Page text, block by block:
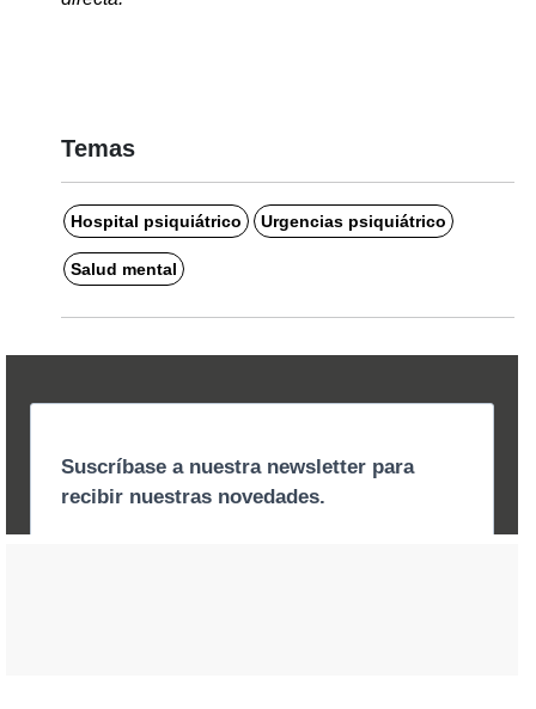
Temas
Hospital psiquiátrico Urgencias psiquiátrico
Salud mental